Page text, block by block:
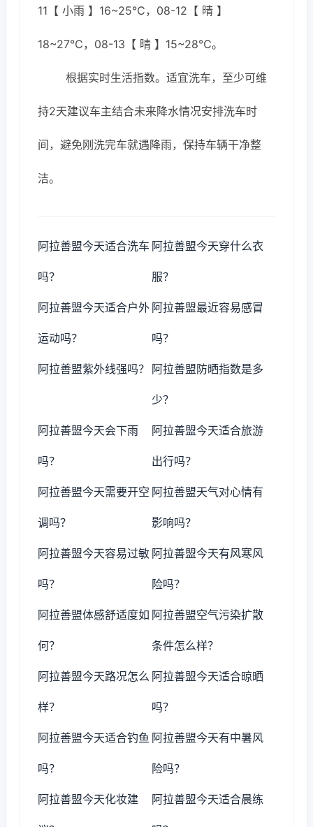
11【 小雨 】16~25℃，08-12【 晴 】
18~27℃，08-13【 晴 】15~28℃。
根据实时生活指数。适宜洗车，至少可维
持2天建议车主结合未来降水情况安排洗车时
间，避免刚洗完车就遇降雨，保持车辆干净整
洁。
阿拉善盟今天适合洗车
吗？
阿拉善盟今天穿什么衣
服？
阿拉善盟今天适合户外
运动吗？
阿拉善盟最近容易感冒
吗？
阿拉善盟紫外线强吗？ 阿拉善盟防晒指数是多
少？
阿拉善盟今天会下雨
吗？
阿拉善盟今天适合旅游
出行吗？
阿拉善盟今天需要开空
调吗？
阿拉善盟天气对心情有
影响吗？
阿拉善盟今天容易过敏
吗？
阿拉善盟今天有风寒风
险吗？
阿拉善盟体感舒适度如
何？
阿拉善盟空气污染扩散
条件怎么样？
阿拉善盟今天路况怎么
样？
阿拉善盟今天适合晾晒
吗？
阿拉善盟今天适合钓鱼
吗？
阿拉善盟今天有中暑风
险吗？
阿拉善盟今天化妆建 阿拉善盟今天适合晨练